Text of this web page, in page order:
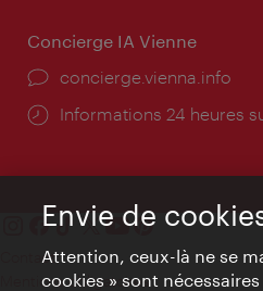
Concierge IA Vienne
Ort:
concierge.vienna.info
Öffnungszeiten:
Informations 24 heures
Contact
Mentions obligatoires
Envie de
Attention, ceux-là ne se
cookies » sont